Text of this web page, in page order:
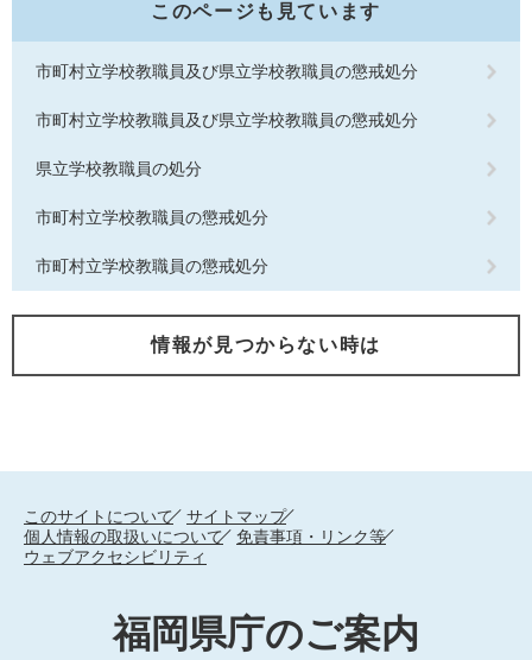
このページも見ています
市町村立学校教職員及び県立学校教職員の懲戒処分
市町村立学校教職員及び県立学校教職員の懲戒処分
県立学校教職員の処分
市町村立学校教職員の懲戒処分
市町村立学校教職員の懲戒処分
情報が見つからない時は
このサイトについて
サイトマップ
個人情報の取扱いについて
免責事項・リンク等
ウェブアクセシビリティ
福岡県庁のご案内